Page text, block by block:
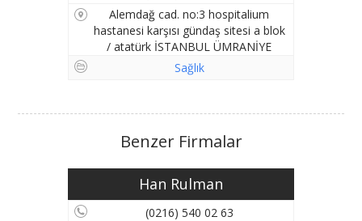
Alemdağ cad. no:3 hospitalium
hastanesi karşısı gündaş sitesi a blok
/ atatürk İSTANBUL ÜMRANİYE
Sağlık
Benzer Firmalar
Han Rulman
(0216) 540 02 63